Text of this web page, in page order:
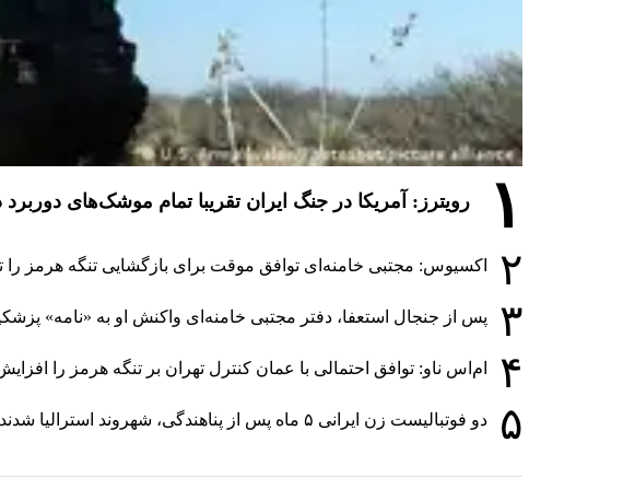
۱ رویترز: آمریکا در جنگ ایران تقریبا تمام موشک‌های
۲ اکسیوس: مجتبی خامنه‌ای توافق موقت برای بازگشایی تنگه هرمز را
۳ پس از جنجال استعفا، دفتر مجتبی خامنه‌ای واکنش او به «نامه»
۴ ام‌اس ناو: توافق احتمالی با عمان کنترل تهران بر تنگه هرمز را
۵ دو فوتبالیست زن ایرانی ۵ ماه پس از پناهندگی، شهروند استرالیا شدند